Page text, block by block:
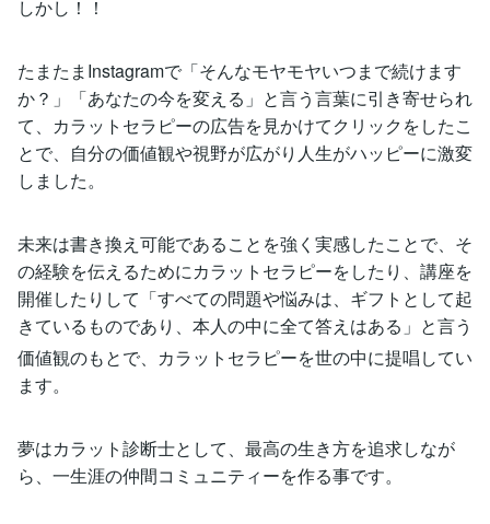
しかし！！
たまたまInstagramで「そんなモヤモヤいつまで続けます
か？」「あなたの今を変える」と言う言葉に引き寄せられ
て、カラットセラピーの広告を見かけてクリックをしたこ
とで、自分の価値観や視野が広がり人生がハッピーに激変
しました。
未来は書き換え可能であることを強く実感したことで、そ
の経験を伝えるためにカラットセラピーをしたり、講座を
開催したりして「すべての問題や悩みは、ギフトとして起
きているものであり、本人の中に全て答えはある」と言う
価値観のもとで、カラットセラピーを世の中に提唱してい
ます。
夢はカラット診断士として、最高の生き方を追求しなが
ら、一生涯の仲間コミュニティーを作る事です。